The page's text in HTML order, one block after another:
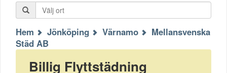
Hem Jönköping Värnamo
Mellansvenska
Städ AB
Billig Flyttstädning